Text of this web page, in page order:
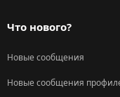
Что нового?
Новые сообщения
Новые сообщения